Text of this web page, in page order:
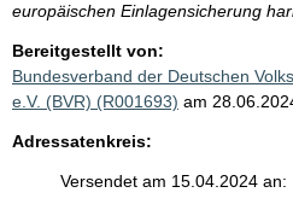
europäischen Einlagensicherung
Bereitgestellt von:
Bundesverband der Deutschen
e.V. (BVR) (R001693) am
Adressatenkreis:
Versendet am 15.04.2024 an: